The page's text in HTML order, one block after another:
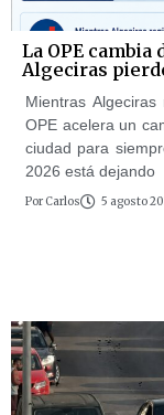
La OPE
Algeciras
Mientras
OPE acelera un
ciudad para
2026 está dejando
Por Carlos 5 agosto